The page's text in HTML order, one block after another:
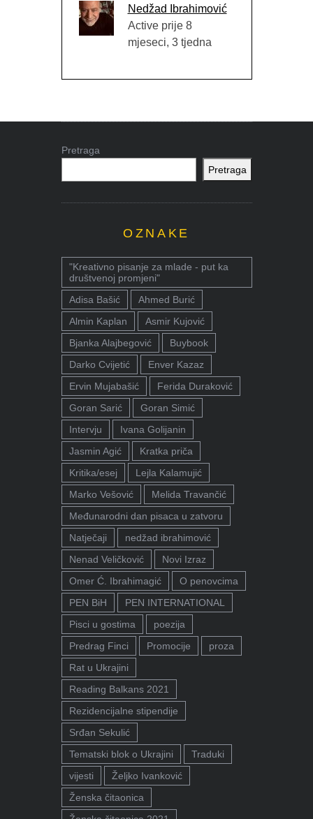
Nedžad Ibrahimović
Active prije 8
mjeseci, 3 tjedna
Pretraga
Pretraga
OZNAKE
"Kreativno pisanje za mlade - put ka
društvenoj promjeni"
Adisa Bašić
Ahmed Burić
Almin Kaplan
Asmir Kujović
Bjanka Alajbegović
Buybook
Darko Cvijetić
Enver Kazaz
Ervin Mujabašić
Ferida Duraković
Goran Sarić
Goran Simić
Intervju
Ivana Golijanin
Jasmin Agić
Kratka priča
Kritika/esej
Lejla Kalamujić
Marko Vešović
Melida Travančić
Međunarodni dan pisaca u zatvoru
Natječaji
nedžad ibrahimović
Nenad Veličković
Novi Izraz
Omer Ć. Ibrahimagić
O penovcima
PEN BiH
PEN INTERNATIONAL
Pisci u gostima
poezija
Predrag Finci
Promocije
proza
Rat u Ukrajini
Reading Balkans 2021
Rezidencijalne stipendije
Srđan Sekulić
Tematski blok o Ukrajini
Traduki
vijesti
Željko Ivanković
Ženska čitaonica